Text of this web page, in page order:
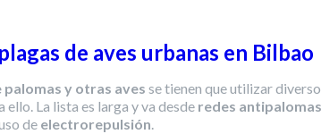
de aves urbanas en Bilbao
y otras aves se tienen que utilizar
ello. La lista es larga y va desde redes
de electrorepulsión.